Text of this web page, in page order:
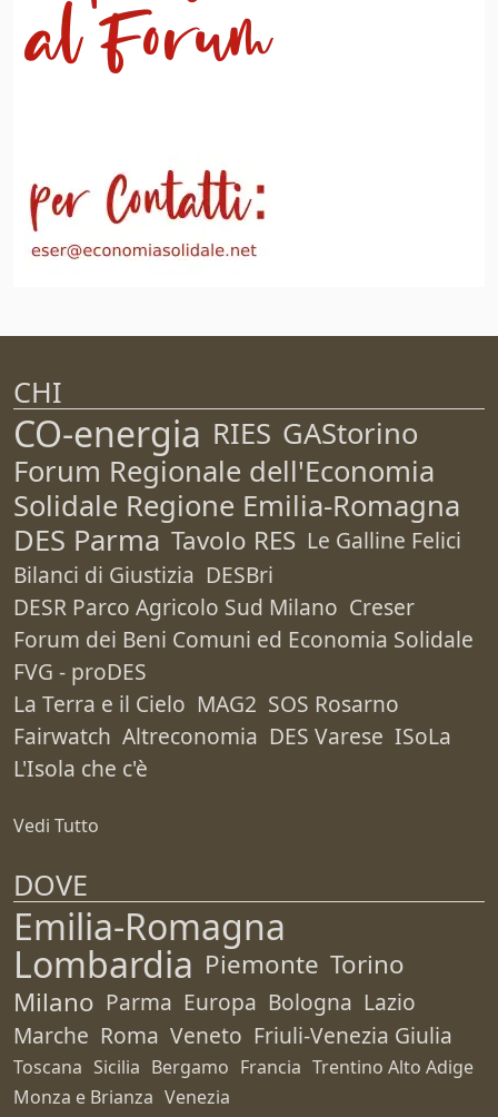
CHI
CO-energia RIES GAStorino
Forum Regionale dell'Economia
Solidale Regione Emilia-Romagna
DES Parma Tavolo RES Le Galline Felici
Bilanci di Giustizia DESBri
DESR Parco Agricolo Sud Milano Creser
Forum dei Beni Comuni ed Economia Solidale
FVG - proDES
La Terra e il Cielo MAG2 SOS Rosarno
Fairwatch Altreconomia DES Varese ISoLa
L'Isola che c'è
Vedi Tutto
DOVE
Emilia-Romagna
Lombardia Piemonte Torino
Milano Parma Europa Bologna Lazio
Marche Roma Veneto Friuli-Venezia Giulia
Toscana Sicilia Bergamo Francia Trentino Alto Adige
Monza e Brianza Venezia